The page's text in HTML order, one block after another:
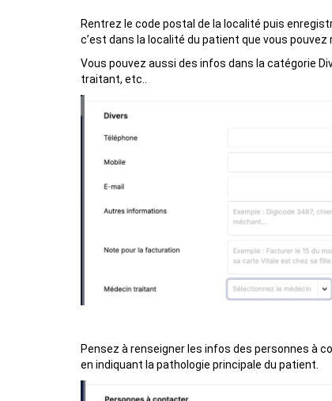
Rentrez le code postal de la localité puis
c’est dans la localité du patient que vous
Vous pouvez aussi des infos dans la catégorie
traitant, etc..
Pensez à renseigner les infos des personnes à
en indiquant la pathologie principale du patient.